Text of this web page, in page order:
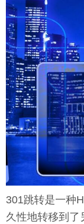
301跳转是一种
久性地转移到了